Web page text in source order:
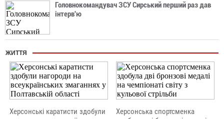
Головнокомандувач ЗСУ Сирський перший раз дав
інтерв'ю
ЖИТТЯ
Херсонські каратисти здобули
Херсонська спортсменка